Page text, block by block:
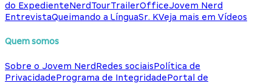
do ExpedienteNerdTourTrailerOfficeJovem Nerd
EntrevistaQueimando a LínguaSr. KVeja mais em Vídeos
Quem somos
Sobre o Jovem NerdRedes sociaisPolítica de
PrivacidadePrograma de IntegridadePortal de